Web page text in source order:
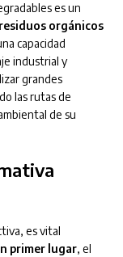
es un
orgánicos
capacidad
industrial y
grandes
las rutas de
de su
es vital
primer lugar, el